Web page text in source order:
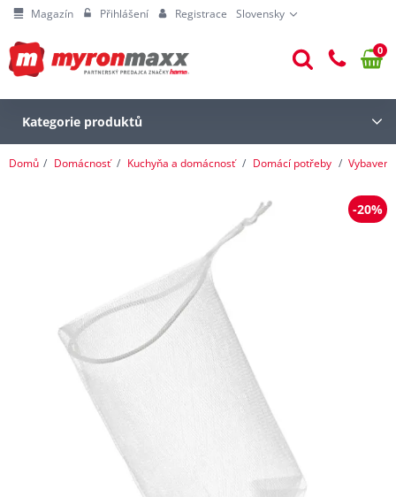
Magazín Přihlášení Registrace Slovensky
0
Kategorie produktů
Domů Domácnosť Kuchyňa a domácnosť Domácí potřeby
-20%